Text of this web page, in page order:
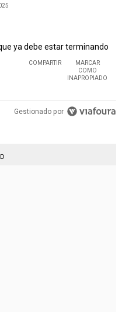
ya debe estar terminando
COMPARTIR
MARCAR
COMO
INAPROPIADO
Gestionado por